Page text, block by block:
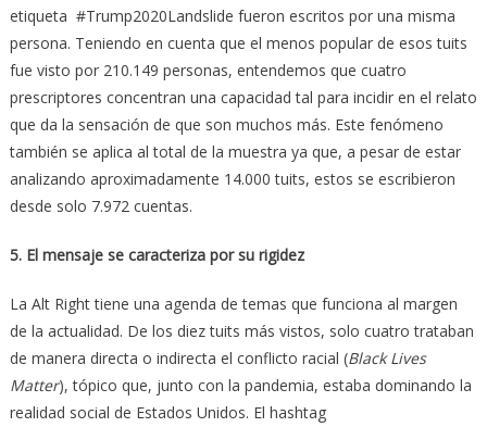
etiqueta #Trump2020Landslide fueron escritos por una misma
persona. Teniendo en cuenta que el menos popular de esos tuits
fue visto por 210.149 personas, entendemos que cuatro
prescriptores concentran una capacidad tal para incidir en el relato
que da la sensación de que son muchos más. Este fenómeno
también se aplica al total de la muestra ya que, a pesar de estar
analizando aproximadamente 14.000 tuits, estos se escribieron
desde solo 7.972 cuentas.
5. El mensaje se caracteriza por su rigidez
La Alt Right tiene una agenda de temas que funciona al margen
de la actualidad. De los diez tuits más vistos, solo cuatro trataban
de manera directa o indirecta el conflicto racial (Black Lives
Matter), tópico que, junto con la pandemia, estaba dominando la
realidad social de Estados Unidos. El hashtag